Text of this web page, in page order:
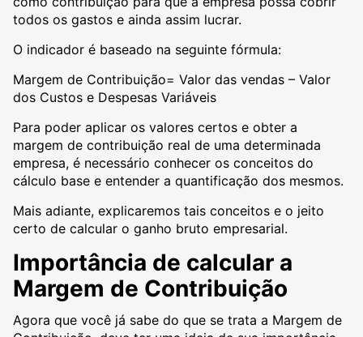
todos os gastos e ainda assim lucrar.
O indicador é baseado na seguinte fórmula:
Margem de Contribuição= Valor das vendas – Valor
dos Custos e Despesas Variáveis
Para poder aplicar os valores certos e obter a
margem de contribuição real de uma determinada
empresa, é necessário conhecer os conceitos do
cálculo base e entender a quantificação dos mesmos.
Mais adiante, explicaremos tais conceitos e o jeito
certo de calcular o ganho bruto empresarial.
Importância de calcular a
Margem de Contribuição
Agora que você já sabe do que se trata a Margem de